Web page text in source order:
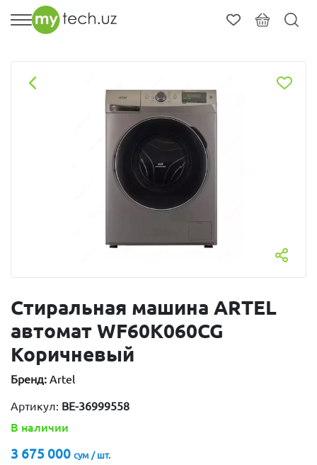
Стиральная машина ARTEL
автомат WF60K060CG
Коричневый
Бренд: Artel
Артикул: ВЕ-36999558
В наличии
3 675 000 сум / шт.